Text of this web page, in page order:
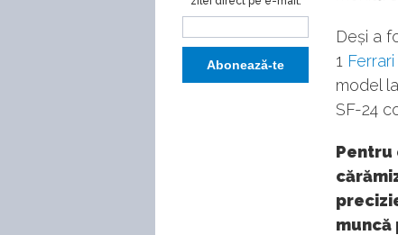
Deși a
1 Ferrari
model
SF-24
Pentru
muncă